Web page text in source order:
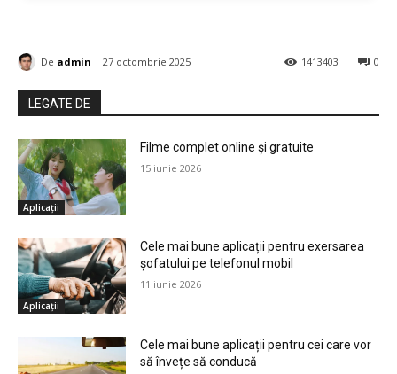
0
1413403
De admin 27 octombrie 2025
LEGATE DE
Aplicații
Filme complet online și gratuite
15 iunie 2026
Aplicații
Cele mai bune aplicații pentru exersarea
șofatului pe telefonul mobil
11 iunie 2026
Cele mai bune aplicații pentru cei care vor
să învețe să conducă